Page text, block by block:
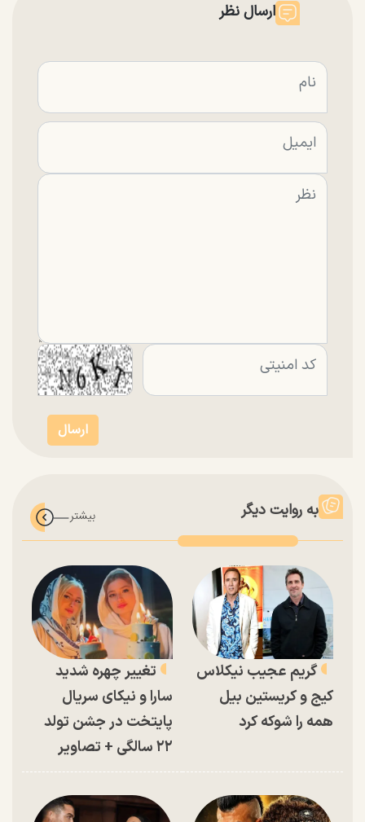
ارسال نظر
به روایت دیگر
گریم عجیب نیکلاس
کیج و کریستین بیل
همه را شوکه کرد
تغییر چهره شدید
سارا و نیکای سریال
پایتخت در جشن تولد
۲۲ سالگی + تصاویر